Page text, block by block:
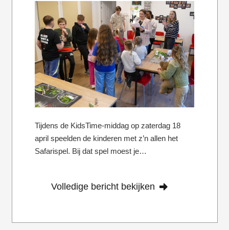
Tijdens de KidsTime-middag op zaterdag 18
april speelden de kinderen met z’n allen het
Safarispel. Bij dat spel moest je…
Volledige bericht bekijken